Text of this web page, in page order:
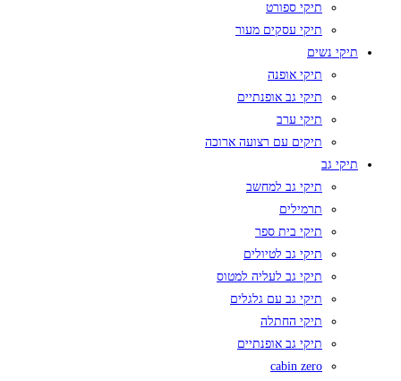
תיקי ספורט
תיקי עסקים מעור
תיקי נשים
תיקי אופנה
תיקי גב אופנתיים
תיקי ערב
תיקים עם רצועה ארוכה
תיקי גב
תיקי גב למחשב
תרמילים
תיקי בית ספר
תיקי גב לטיולים
תיקי גב לעליה למטוס
תיקי גב עם גלגלים
תיקי החתלה
תיקי גב אופנתיים
cabin zero